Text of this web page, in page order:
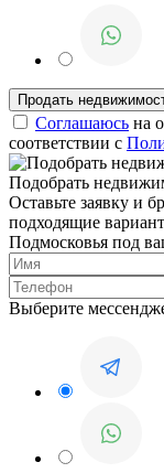
Соглашаюсь на
соответствии с
Подобрать
Оставьте заявку и
подходящие
Подмосковья под
Выберите